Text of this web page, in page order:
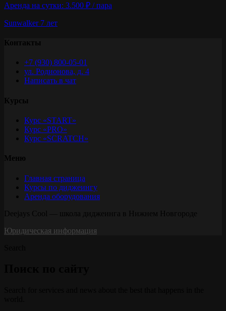
Аренда на сутки: 3.500 ₽ / пара
Sunwalker 7 лет
Контакты
+7 (930) 800-05-01
ул. Родионова, д. 4
Написать в чат
Курсы
Курс «START»
Курс «PRO»
Курс «SCRATCH»
Меню
Главная страница
Курсы по диджеингу
Аренда оборудования
Deejays Cool — школа диджеинга в Нижнем Новгороде
Юридическая информация